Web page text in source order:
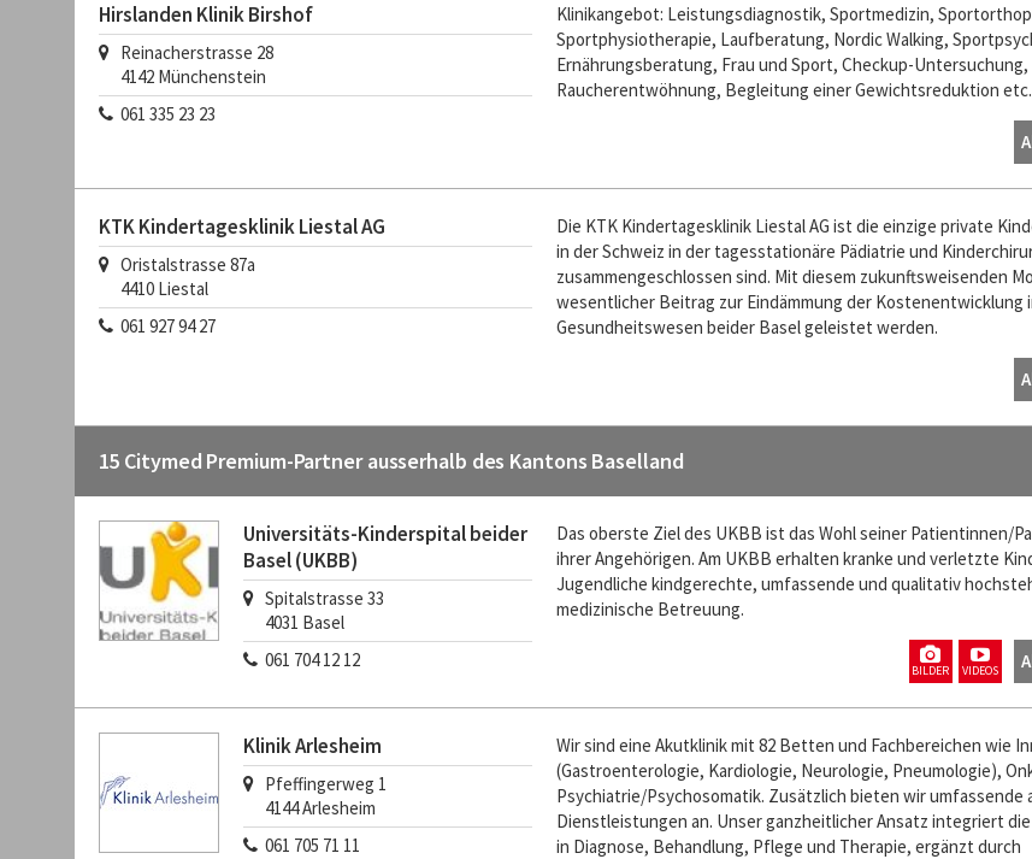
Hirslanden Klinik Birshof
Reinacherstrasse 28
4142 Münchenstein
061 335 23 23
Klinikangebot: Leistungsdiagnostik, Sportmedizin,
Sportphysiotherapie, Laufberatung, Nordic Walking,
Ernährungsberatung, Frau und Sport, Checkup-Untersuchung,
Raucherentwöhnung, Begleitung einer Gewichtsreduktion etc.
KTK Kindertagesklinik Liestal AG
Oristalstrasse 87a
4410 Liestal
061 927 94 27
Die KTK Kindertagesklinik Liestal AG ist die einzige private
in der Schweiz in der tagesstationäre Pädiatrie und
zusammengeschlossen sind. Mit diesem zukunftsweisenden
wesentlicher Beitrag zur Eindämmung der Kostenentwicklung
Gesundheitswesen beider Basel geleistet werden.
15 Citymed Premium-Partner ausserhalb des Kantons Baselland
Universitäts-Kinderspital beider
Basel (UKBB)
Spitalstrasse 33
4031 Basel
061 704 12 12
Das oberste Ziel des UKBB ist das Wohl seiner Patientinnen/
ihrer Angehörigen. Am UKBB erhalten kranke und verletzte
Jugendliche kindgerechte, umfassende und qualitativ
medizinische Betreuung.
VIDEOS
BILDER
Klinik Arlesheim
Pfeffingerweg 1
4144Arlesheim
061 705 71 11
Wir sind eine Akutklinik mit 82 Betten und Fachbereichen wie
(Gastroenterologie, Kardiologie, Neurologie, Pneumologie),
Psychiatrie/Psychosomatik. Zusätzlich bieten wir umfassende
Dienstleistungen an. Unser ganzheitlicher Ansatz integriert
in Diagnose, Behandlung, Pflege und Therapie, ergänzt durch